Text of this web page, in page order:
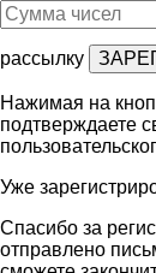
рассылку
Нажимая на
подтверждаете
Уже
Спасибо за
отправлено